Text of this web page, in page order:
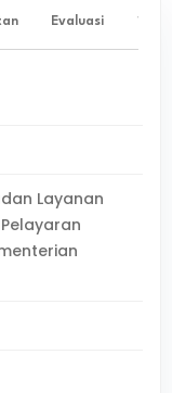
Evaluasi ✨
Layanan